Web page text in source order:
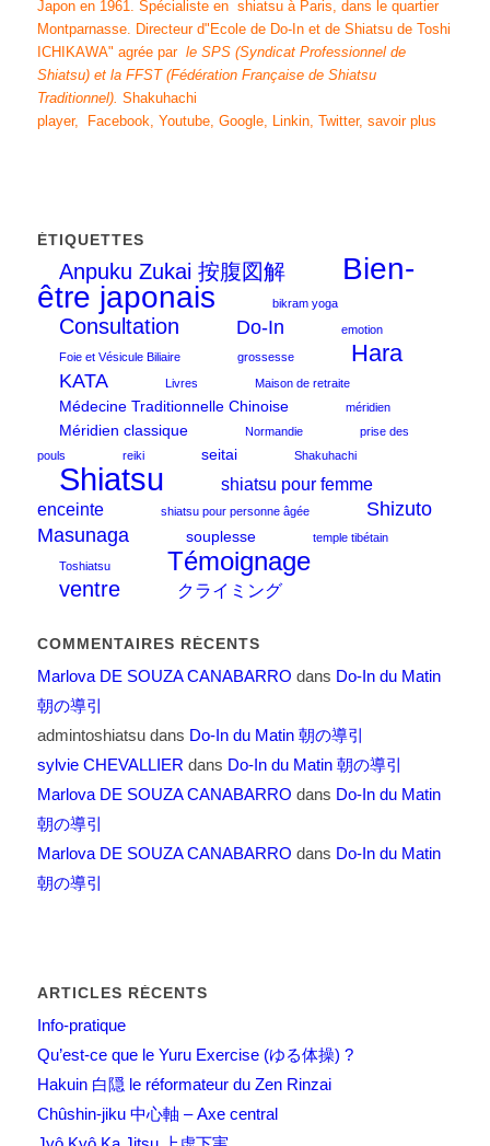
Japon en 1961. Spécialiste en shiatsuà Paris, dans le quartier
Montparnasse. Directeur d" Ecole de Do-In et de Shiatsu de Toshi
ICHIKAWA" agrée par le SPS (Syndicat Professionnel de
Shiatsu)et la FFST (Fédération Française de Shiatsu
Traditionnel). Shakuhachi
player, Facebook, Youtube, Google, Linkin, Twitter, savoir plus
ÉTIQUETTES
Anpuku Zukai 按腹図解
Bien-
être japonais
bikram yoga
Consultation Do-In emotion
Foie et Vésicule Biliaire grossesse Hara
KATA Livres Maison de retraite
Médecine Traditionnelle Chinoise méridien
Méridien classique Normandie
prise des
pouls
reiki seitai Shakuhachi
Shiatsu
shiatsu pour femme
enceinte
shiatsu pour personne âgée
Shizuto
Masunaga
souplesse temple tibétain
Toshiatsu Témoignage
ventre クライミング
COMMENTAIRES RÉCENTS
Marlova DE SOUZA CANABARRO dans Do-In du Matin
朝の導引
admintoshiatsudans Do-In du Matin 朝の導引
sylvie CHEVALLIER dans Do-In du Matin 朝の導引
Marlova DE SOUZA CANABARRO dans Do-In du Matin
朝の導引
Marlova DE SOUZA CANABARRO dans Do-In du Matin
朝の導引
ARTICLES RÉCENTS
Info-pratique
Qu’est-ce que le Yuru Exercise (ゆる体操) ?
Hakuin 白隠 le réformateur du Zen Rinzai
Chûshin-jiku 中心軸 – Axe central